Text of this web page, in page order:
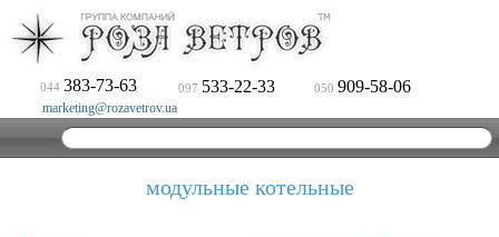
044 383-73-63 097 533-22-33 050 909-58-06
marketing@rozavetrov.ua
модульные котельные